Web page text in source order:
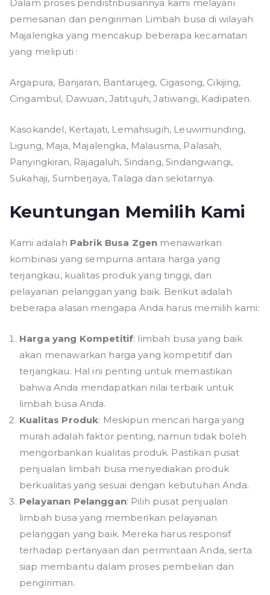
Dalam proses pendistribusiannya kami melayani
pemesanan dan pengiriman Limbah busa di wilayah
Majalengka yang mencakup beberapa kecamatan
yang meliputi :
Argapura, Banjaran, Bantarujeg, Cigasong, Cikijing,
Cingambul, Dawuan, Jatitujuh, Jatiwangi, Kadipaten.
Kasokandel, Kertajati, Lemahsugih, Leuwimunding,
Ligung, Maja, Majalengka, Malausma, Palasah,
Panyingkiran, Rajagaluh, Sindang, Sindangwangi,
Sukahaji, Sumberjaya, Talaga dan sekitarnya.
Keuntungan Memilih Kami
Kami adalah Pabrik Busa Zgen menawarkan
kombinasi yang sempurna antara harga yang
terjangkau, kualitas produk yang tinggi, dan
pelayanan pelanggan yang baik. Berikut adalah
beberapa alasan mengapa Anda harus memilih kami:
Harga yang Kompetitif: limbah busa yang baik
akan menawarkan harga yang kompetitif dan
terjangkau. Hal ini penting untuk memastikan
bahwa Anda mendapatkan nilai terbaik untuk
limbah busa Anda.
Kualitas Produk: Meskipun mencari harga yang
murah adalah faktor penting, namun tidak boleh
mengorbankan kualitas produk. Pastikan pusat
penjualan limbah busa menyediakan produk
berkualitas yang sesuai dengan kebutuhan Anda.
Pelayanan Pelanggan: Pilih pusat penjualan
limbah busa yang memberikan pelayanan
pelanggan yang baik. Mereka harus responsif
terhadap pertanyaan dan permintaan Anda, serta
siap membantu dalam proses pembelian dan
pengiriman.